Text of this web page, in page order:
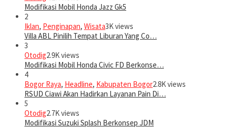
Modifikasi Mobil Honda Jazz Gk5
2
Iklan, Penginapan, Wisata3K views
Villa ABL Pinilih Tempat Liburan Yang Co…
3
Otodig2.9K views
Modifikasi Mobil Honda Civic FD Berkonse…
4
Bogor Raya, Headline, Kabupaten Bogor2.8K views
RSUD Ciawi Akan Hadirkan Layanan Pain Di…
5
Otodig2.7K views
Modifikasi Suzuki Splash Berkonsep JDM